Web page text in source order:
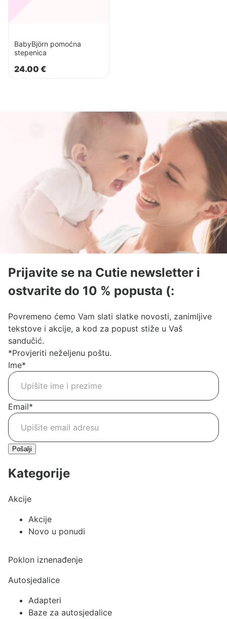
BabyBjörn pomoćna
stepenica
24.00 €
Prijavite se na Cutie newsletter i
ostvarite do 10 % popusta (:
Povremeno ćemo Vam slati slatke novosti, zanimljive
tekstove i akcije, a kod za popust stiže u Vaš
sandučić.
*Provjeriti neželjenu poštu.
Ime*
Email*
Pošalji
Kategorije
Akcije
Akcije
Novo u ponudi
Poklon iznenađenje
Autosjedalice
Adapteri
Baze za autosjedalice